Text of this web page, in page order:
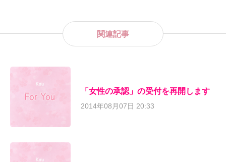
関連記事
「女性の承認」の受付を再開します
2014年08月07日 20:33